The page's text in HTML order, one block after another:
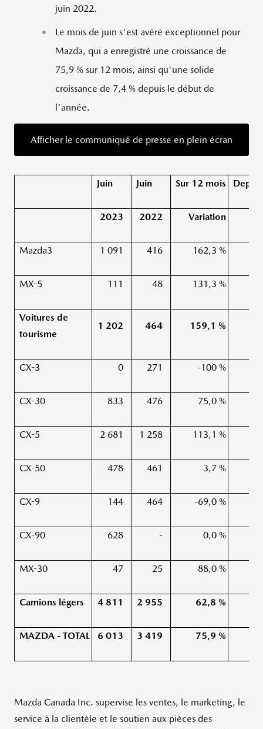
juin 2022.
Le mois de juin s'est avéré exceptionnel pour
Mazda, qui a enregistré une croissance de
75,9 % sur 12 mois, ainsi qu'une solide
croissance de 7,4 % depuis le début de
l'année.
Afficher le communiqué de presse en plein écran
Juin Juin Sur 12 mois
2023 2022 Variation
Mazda3 1 091 416 162,3 %
MX-5 111 48 131,3 %
Voitures de
tourisme
1 202 464 159,1 %
CX-3 0 271 -100 %
CX-30 833 476 75,0 %
CX-5 2 681 1 258 113,1 %
CX-50 478 461 3,7 %
CX-9 144 464 -69,0 %
CX-90 628 - 0,0 %
MX-30 47 25 88,0 %
Camions légers 4 811 2 955 62,8 %
MAZDA - TOTAL 6 013 3 419 75,9 %
Mazda Canada Inc. supervise les ventes, le marketing, le
service à la clientèle et le soutien aux pièces des